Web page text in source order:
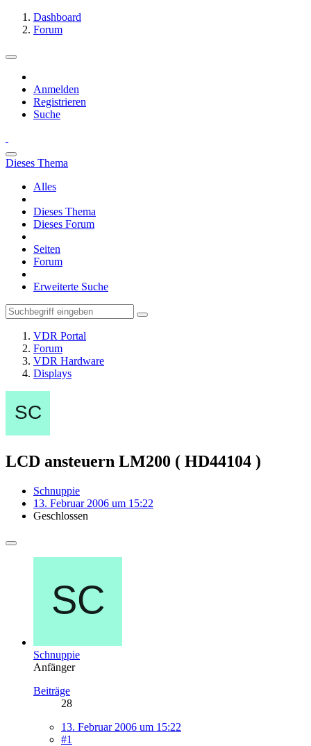
Dashboard
Forum
Anmelden
Registrieren
Suche
Dieses Thema
Alles
Dieses Thema
Dieses Forum
Seiten
Forum
Erweiterte Suche
VDR Portal
Forum
VDR Hardware
Displays
LCD ansteuern LM200 ( HD44104 )
Schnuppie
13. Februar 2006 um 15:22
Geschlossen
Schnuppie
Anfänger
Beiträge
28
13. Februar 2006 um 15:22
#1